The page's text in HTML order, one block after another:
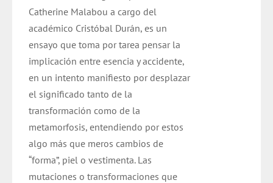
Catherine Malabou a cargo del
académico Cristóbal Durán, es un
ensayo que toma por tarea pensar la
implicación entre esencia y accidente,
en un intento manifiesto por desplazar
el significado tanto de la
transformación como de la
metamorfosis, entendiendo por estos
algo más que meros cambios de
“forma”, piel o vestimenta. Las
mutaciones o transformaciones que